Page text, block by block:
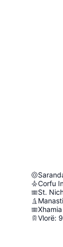
St.
Vlorë: